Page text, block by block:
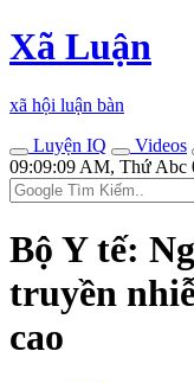
Xã Luận
xã hội luận bàn
Luyện IQ
Videos
09:09:09 AM, Thứ Abc
Bộ Y tế:
truyền
cao